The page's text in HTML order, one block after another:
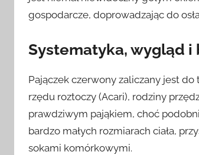
gospodarcze, doprowadzając do
Systematyka, wygląd
Pajączek czerwony zaliczany jest
rzędu roztoczy (Acari), rodziny
prawdziwym pająkiem, choć
bardzo małych rozmiarach ciała,
sokami komórkowymi.